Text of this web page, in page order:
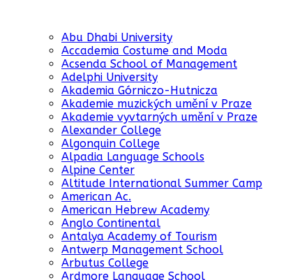
Abu Dhabi University
Accademia Costume and Moda
Acsenda School of Management
Adelphi University
Akademia Górniczo-Hutnicza
Akademie muzických umění v Praze
Akademie vyvtarných umění v Praze
Alexander College
Algonquin College
Alpadia Language Schools
Alpine Center
Altitude International Summer Camp
American Ac.
American Hebrew Academy
Anglo Continental
Antalya Academy of Tourism
Antwerp Management School
Arbutus College
Ardmore Language School